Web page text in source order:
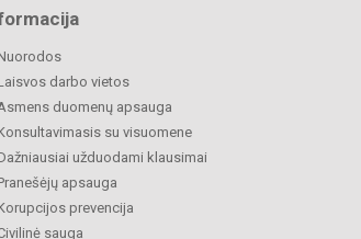
darbo vietos
duomenų apsauga
su visuomene
užduodami klausimai
apsauga
prevencija
sauga